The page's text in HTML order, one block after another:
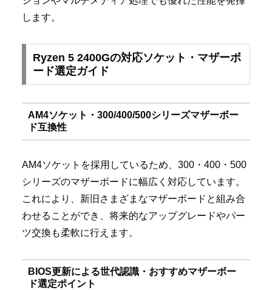
します。
Ryzen 5 2400Gの対応ソケット・マザーボ
ード選定ガイド
AM4ソケット・300/400/500シリーズマザーボー
ド互換性
AM4ソケットを採用しているため、300・400・500
シリーズのマザーボードに幅広く対応しています。
これにより、新旧さまざまなマザーボードと組み合
わせることができ、将来的なアップグレードやパー
ツ交換も柔軟に行えます。
BIOS更新による世代認識・おすすめマザーボー
ド選定ポイント